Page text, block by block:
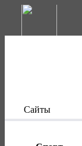
Сайты